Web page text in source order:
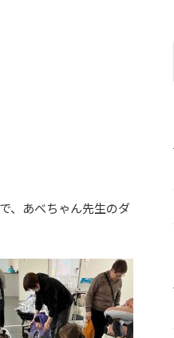
、あべちゃん先生のダ